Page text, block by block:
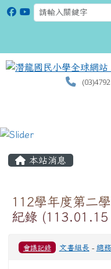
本站消息
112學年度第二
紀錄 (113.01.15
會議記錄 文書組長 - 總